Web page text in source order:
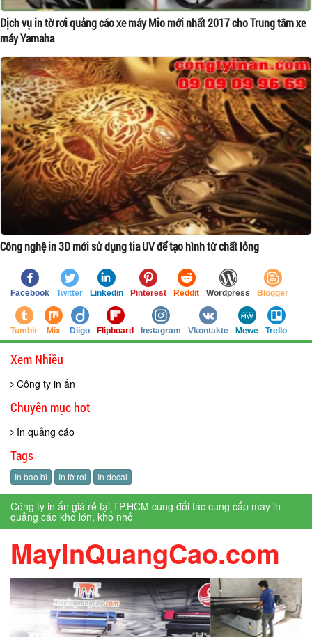
Dịch vụ in tờ rơi quảng cáo xe máy Mio mới nhất 2017 cho Trung tâm xe
máy Yamaha
Công nghệ in 3D mới sử dụng tia UV để tạo hình từ chất lỏng
Facebook Twitter Linkedin Pinterest Reddit Wordpress Blogger
Tumblr Mix Diigo Flipboard Instagram Vkontakte Mewe Trello
Xem Nhiều
Công ty in ấn
Chuyên mục hot
In quảng cáo
Tags
In bao bì In tờ rơi In decal
Công ty in ấn giá rẻ tại TP.HCM cùng đối tác cung cấp máy in
quảng cáo khổ lớn, khổ nhỏ
MayInQuangCao.com